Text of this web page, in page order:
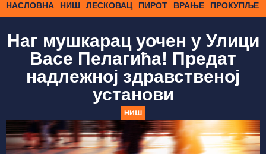
НАСЛОВНА НИШ ЛЕСКОВАЦ ПИРОТ ВРАЊЕ ПРОКУПЉЕ
Наг мушкарац уочен у Улици
Васе Пелагића! Предат
надлежној здравственој
установи
НИШ